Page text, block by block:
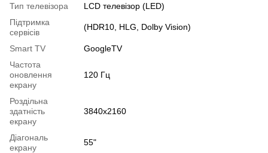
Тип телевізора
LCD телевізор (LED)
Підтримка
сервісів
(HDR10, HLG, Dolby Vision)
Smart TV
GoogleTV
Частота
оновлення
екрану
120 Гц
Роздільна
здатність
екрану
3840x2160
Діагональ
екрану
55"